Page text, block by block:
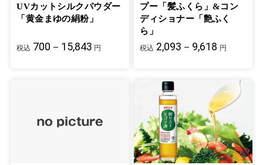
UVカットシルクパウダー
「黄金まゆの絹粉」
税込 700－15,843 円
プー「髪ふくら」&コン
ディショナー「艶ふく
ら」
税込 2,093－9,618 円